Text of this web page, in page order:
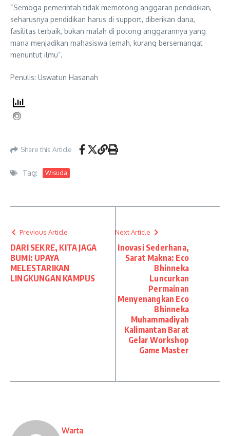
“Semoga pemerintah tidak memotong anggaran pendidikan,
seharusnya pendidikan harus di support, diberikan dana,
fasilitas terbaik, bukan malah di potong anggarannya yang
mana menjadikan mahasiswa lemah, kurang bersemangat
menuntut ilmu”.
Penulis: Uswatun Hasanah
Share this Article
Tag: Wisuda
Previous Article
DARI SEKRE, KITA JAGA
BUMI: UPAYA
MELESTARIKAN
LINGKUNGAN KAMPUS
Next Article
Inovasi Sederhana,
Sarat Makna: Eco
Bhinneka
Luncurkan
Permainan
Menyenangkan Eco
Bhinneka
Muhammadiyah
Kalimantan Barat
Gelar Workshop
Game Master
Warta